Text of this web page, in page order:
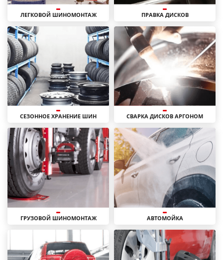
ЛЕГКОВОЙ ШИНОМОНТАЖ ПРАВКА ДИСКОВ
СЕЗОННОЕ ХРАНЕНИЕ ШИН СВАРКА ДИСКОВ АРГОНОМ
ГРУЗОВОЙ ШИНОМОНТАЖ АВТОМОЙКА